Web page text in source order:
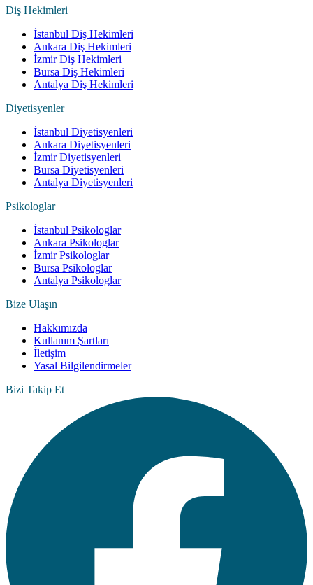
Diş Hekimleri
İstanbul Diş Hekimleri
Ankara Diş Hekimleri
İzmir Diş Hekimleri
Bursa Diş Hekimleri
Antalya Diş Hekimleri
Diyetisyenler
İstanbul Diyetisyenleri
Ankara Diyetisyenleri
İzmir Diyetisyenleri
Bursa Diyetisyenleri
Antalya Diyetisyenleri
Psikologlar
İstanbul Psikologlar
Ankara Psikologlar
İzmir Psikologlar
Bursa Psikologlar
Antalya Psikologlar
Bize Ulaşın
Hakkımızda
Kullanım Şartları
İletişim
Yasal Bilgilendirmeler
Bizi Takip Et